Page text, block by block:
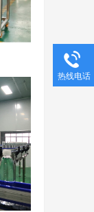
热线电话